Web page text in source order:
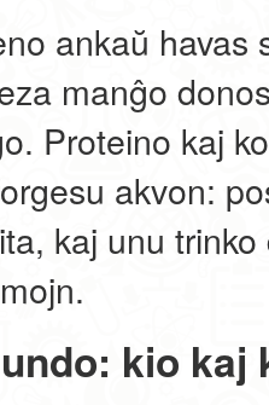
ankaŭ havas
manĝo
Proteino kaj
akvon:
kaj unu
kio kaj